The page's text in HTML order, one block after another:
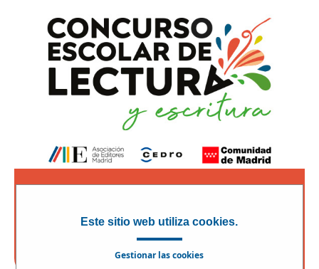
Este sitio web utiliza cookies.
Gestionar las cookies